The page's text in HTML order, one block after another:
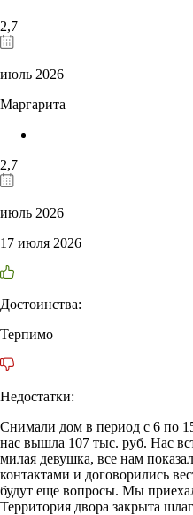
2,7
июль 2026
Маргарита
2,7
июль 2026
17 июля 2026
Достоинства:
Терпимо
Недостатки:
Снимали дом в период с 6 по
нас вышла 107 тыс. руб. Нас
милая девушка, все нам
контактами и договорились
будут еще вопросы. Мы
Территория двора закрыта